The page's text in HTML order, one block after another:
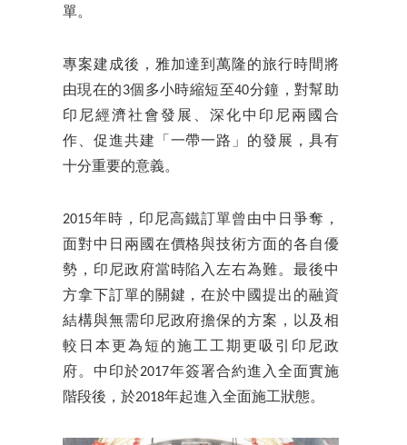
單。
專案建成後，雅加達到萬隆的旅行時間將
由現在的3個多小時縮短至40分鐘，對幫助
印尼經濟社會發展、深化中印尼兩國合
作、促進共建「一帶一路」的發展，具有
十分重要的意義。
2015年時，印尼高鐵訂單曾由中日爭奪，
面對中日兩國在價格與技術方面的各自優
勢，印尼政府當時陷入左右為難。最後中
方拿下訂單的關鍵，在於中國提出的融資
結構與無需印尼政府擔保的方案，以及相
較日本更為短的施工工期更吸引印尼政
府。中印於2017年簽署合約進入全面實施
階段後，於2018年起進入全面施工狀態。